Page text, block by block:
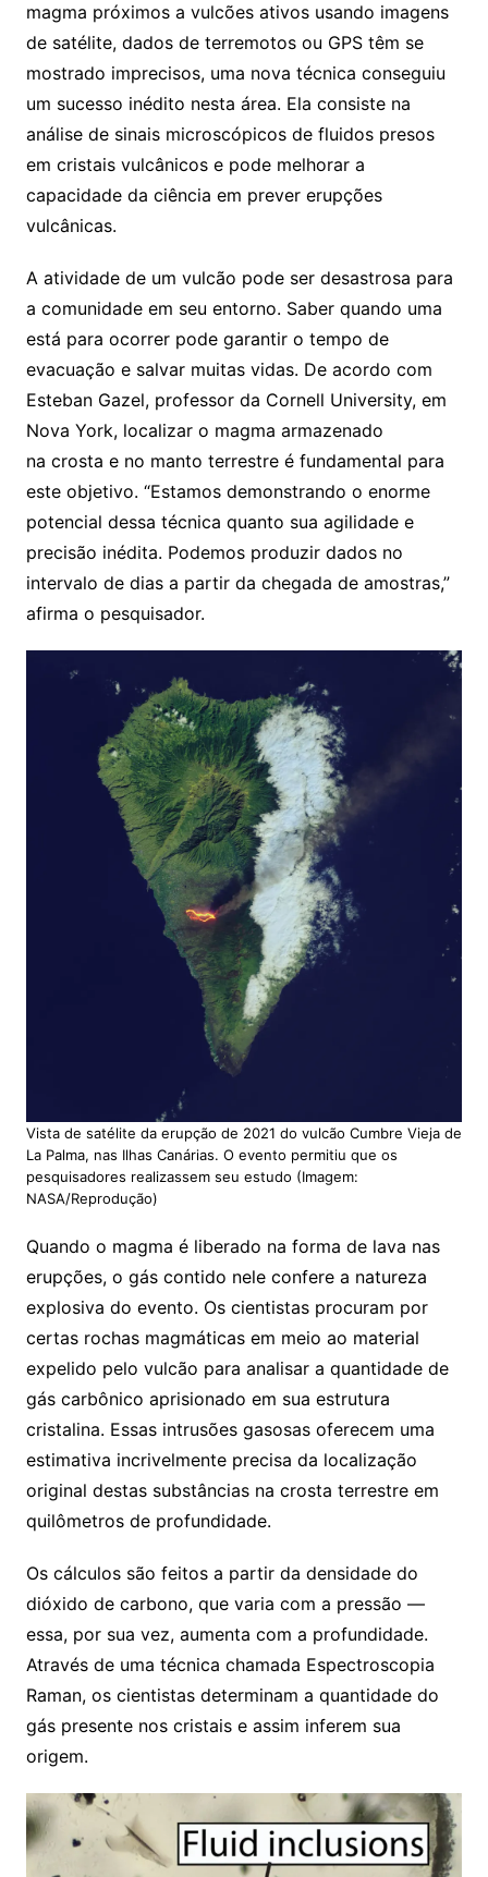
magma próximos a vulcões ativos usando imagens
de satélite, dados de terremotos ou GPS têm se
mostrado imprecisos, uma nova técnica conseguiu
um sucesso inédito nesta área. Ela consiste na
análise de sinais microscópicos de fluidos presos
em cristais vulcânicos e pode melhorar a
capacidade da ciência em prever erupções
vulcânicas.
A atividade de um vulcão pode ser desastrosa para
a comunidade em seu entorno. Saber quando uma
está para ocorrer pode garantir o tempo de
evacuação e salvar muitas vidas. De acordo com
Esteban Gazel, professor da Cornell University, em
Nova York, localizar o magma armazenado
na crosta e no manto terrestre é fundamental para
este objetivo. “Estamos demonstrando o enorme
potencial dessa técnica quanto sua agilidade e
precisão inédita. Podemos produzir dados no
intervalo de dias a partir da chegada de amostras,”
afirma o pesquisador.
Vista de satélite da erupção de 2021 do vulcão Cumbre Vieja de
La Palma, nas Ilhas Canárias. O evento permitiu que os
pesquisadores realizassem seu estudo (Imagem:
NASA/Reprodução)
Quando o magma é liberado na forma de lava nas
erupções, o gás contido nele confere a natureza
explosiva do evento. Os cientistas procuram por
certas rochas magmáticas em meio ao material
expelido pelo vulcão para analisar a quantidade de
gás carbônico aprisionado em sua estrutura
cristalina. Essas intrusões gasosas oferecem uma
estimativa incrivelmente precisa da localização
original destas substâncias na crosta terrestre em
quilômetros de profundidade.
Os cálculos são feitos a partir da densidade do
dióxido de carbono, que varia com a pressão —
essa, por sua vez, aumenta com a profundidade.
Através de uma técnica chamada Espectroscopia
Raman, os cientistas determinam a quantidade do
gás presente nos cristais e assim inferem sua
origem.